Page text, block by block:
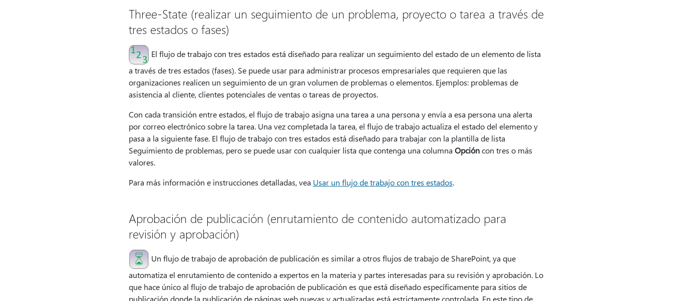
Three-State (realizar un seguimiento de un problema, proyecto o tarea a través de
tres estados o fases)
El flujo de trabajo con tres estados está diseñado para realizar un seguimiento del estado de un elemento de lista
a través de tres estados (fases). Se puede usar para administrar procesos empresariales que requieren que las
organizaciones realicen un seguimiento de un gran volumen de problemas o elementos. Ejemplos: problemas de
asistencia al cliente, clientes potenciales de ventas o tareas de proyectos.
Con cada transición entre estados, el flujo de trabajo asigna una tarea a una persona y envía a esa persona una alerta
por correo electrónico sobre la tarea. Una vez completada la tarea, el flujo de trabajo actualiza el estado del elemento y
pasa a la siguiente fase. El flujo de trabajo con tres estados está diseñado para trabajar con la plantilla de lista
Seguimiento de problemas, pero se puede usar con cualquier lista que contenga una columna Opcióncon tres o más
valores.
Para más información e instrucciones detalladas, vea Usar un flujo de trabajo con tres estados.
Aprobación de publicación (enrutamiento de contenido automatizado para
revisión y aprobación)
Un flujo de trabajo de aprobación de publicación es similar a otros flujos de trabajo de SharePoint, ya que
automatiza el enrutamiento de contenido a expertos en la materia y partes interesadas para su revisión y aprobación. Lo
que hace único al flujo de trabajo de aprobación de publicación es que está diseñado específicamente para sitios de
publicación donde la publicación de páginas web nuevas y actualizadas está estrictamente controlada. En este tipo de